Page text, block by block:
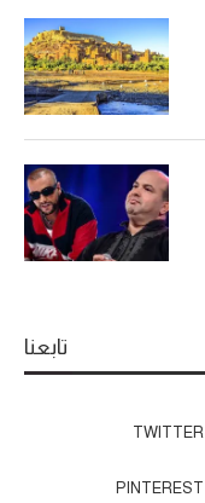
تابعنا
TWITTER
PINTEREST